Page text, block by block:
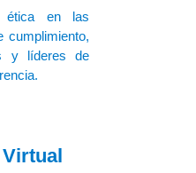
ética en las
cumplimiento,
y líderes de